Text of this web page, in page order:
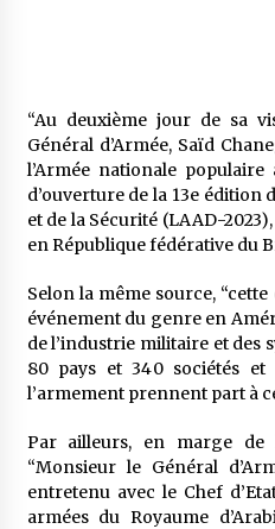
“Au deuxième jour de sa
Général d’Armée, Saïd
l’Armée nationale
d’ouverture de la 13e édition
et de la Sécurité (LAAD-
en République fédérative du
Selon la même source,
événement du genre en
de l’industrie militaire et des
80 pays et 340 sociétés
l’armement prennent part à
Par ailleurs, en marge de
“Monsieur le Général
entretenu avec le Chef
armées du Royaume